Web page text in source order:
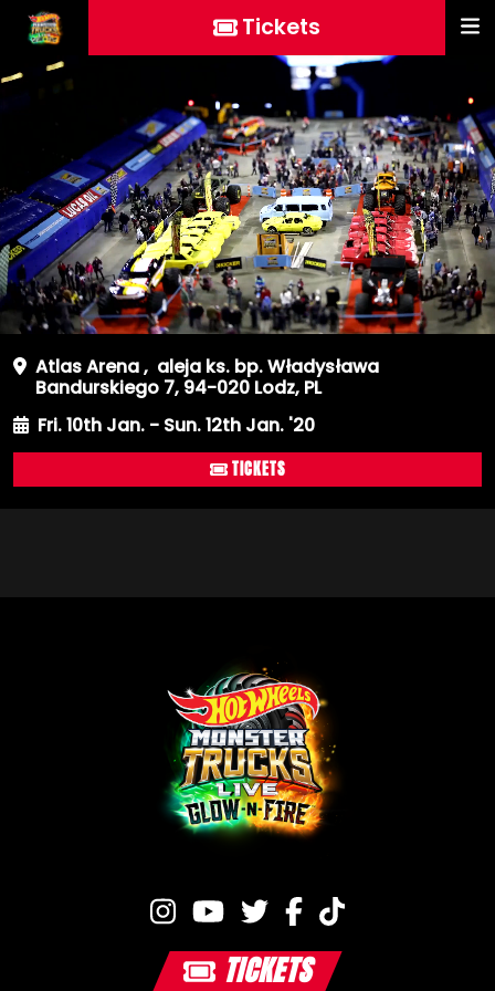
Tickets
Atlas Arena, aleja ks. bp. Władysława
Bandurskiego 7, 94-020 Lodz, PL
Fri. 10th Jan. - Sun. 12th Jan. '20
TICKETS
TICKETS